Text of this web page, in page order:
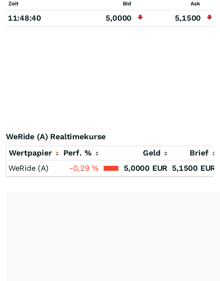
Zeit Bid Ask
11:48:40 5,0000 5,1500
WeRide (A) Realtimekurse
Wertpapier
Perf. % Geld
Brief
WeRide (A)
-0,29% 5,0000 EUR 5,1500 EUR